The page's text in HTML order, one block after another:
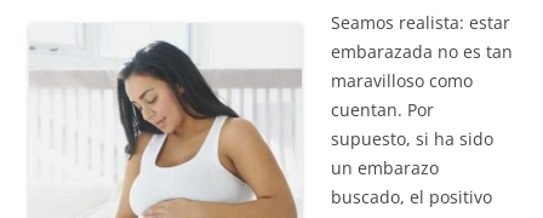
Seamos realista: estar
embarazada no es tan
maravilloso como
cuentan. Por
supuesto, si ha sido
un embarazo
buscado, el positivo